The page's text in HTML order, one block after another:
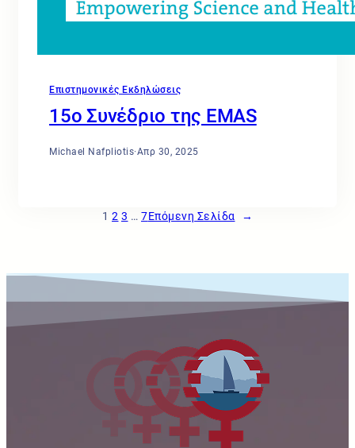
Επιστημονικές Εκδηλώσεις
15ο Συνέδριο της EMAS
Michael Nafpliotis·Απρ 30, 2025
1 2 3 … 7Επόμενη Σελίδα →